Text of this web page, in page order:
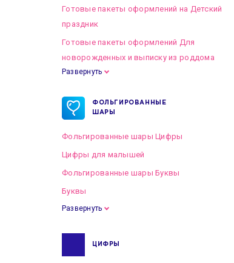
Готовые пакеты оформлений на Детский
праздник
Готовые пакеты оформлений Для
новорожденных и выписку из роддома
Готовые пакеты оформлений на Свадьбу
Развернуть
ФОЛЬГИРОВАННЫЕ
ШАРЫ
Фольгированные шары Цифры
Цифры для малышей
Фольгированные шары Буквы
Буквы
Развернуть
ЦИФРЫ